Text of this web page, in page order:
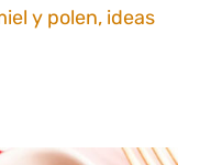
y polen, ideas